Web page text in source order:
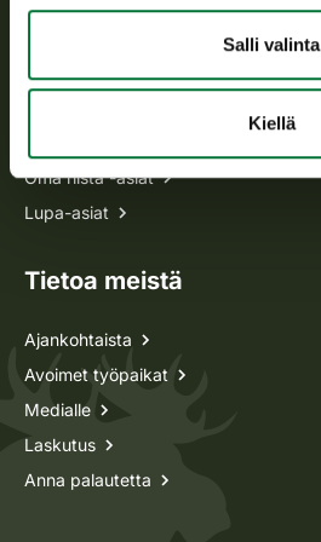
Salli valinta
Kiellä
Kaikki yhteystiedot
Oma riista -asiat
Lupa-asiat
Tietoa meistä
Ajankohtaista
Avoimet työpaikat
Medialle
Laskutus
Anna palautetta